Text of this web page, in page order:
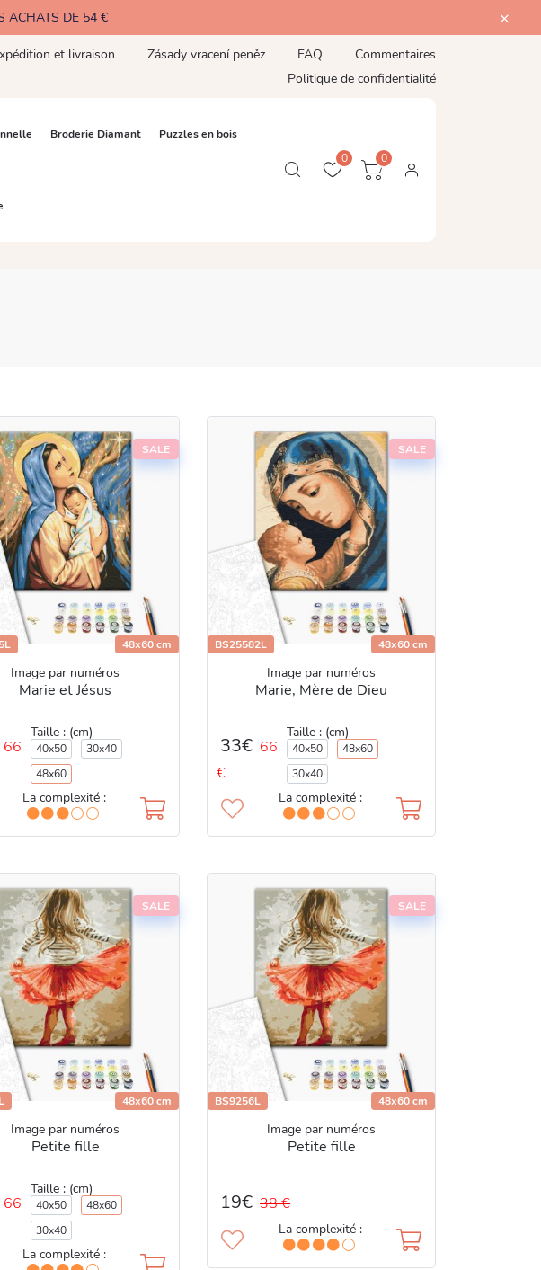
ACHATS DE 54 €
et livraison Zásady vracení peněz FAQ
Commentaires
Politique de confidentialité
Broderie Diamant Puzzles en bois
0 0
SALE
48x60 cm
Image par numéros
Marie et Jésus
66
Taille : (cm)
40x50
30x40
48x60
La complexité :
SALE
BS25582L 48x60 cm
Image par numéros
Marie, Mère de Dieu
33€ 66
€
Taille : (cm)
40x50
48x60
30x40
La complexité :
SALE
48x60 cm
Image par numéros
Petite fille
66
Taille : (cm)
40x50
48x60
30x40
La complexité :
SALE
BS9256L 48x60 cm
Image par numéros
Petite fille
19€ 38 €
La complexité :